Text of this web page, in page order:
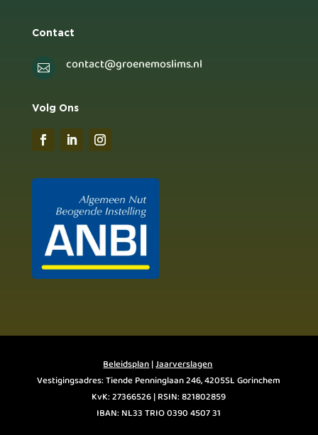
Contact
 contact@groenemoslims.nl
Volg Ons
Beleidsplan|Jaarverslagen
Vestigingsadres: Tiende Penninglaan 246, 4205SL Gorinchem
KvK: 27366526 | RSIN: 821802859
IBAN: NL33 TRIO 0390 4507 31